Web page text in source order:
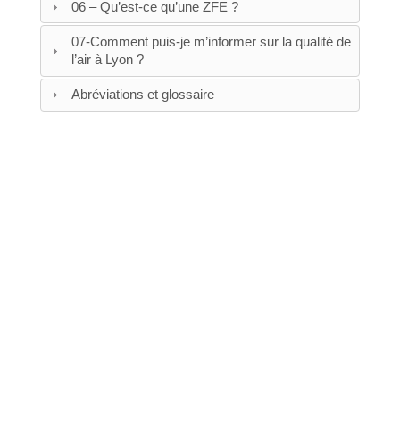
06 – Qu’est-ce qu’une ZFE ?
07-Comment puis-je m’informer sur la qualité de
l’air à Lyon ?
Abréviations et glossaire